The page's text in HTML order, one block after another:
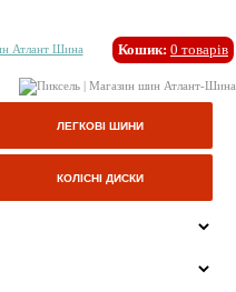
Кошик: 0 товарів
ЛЕГКОВІ ШИНИ
КОЛІСНІ ДИСКИ